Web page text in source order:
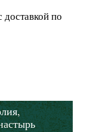
доставкой по